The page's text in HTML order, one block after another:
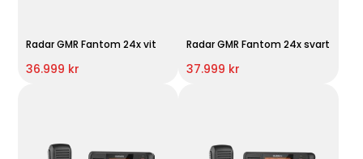
Radar GMR Fantom 24x vit
36.999 kr
Radar GMR Fantom 24x svart
37.999 kr